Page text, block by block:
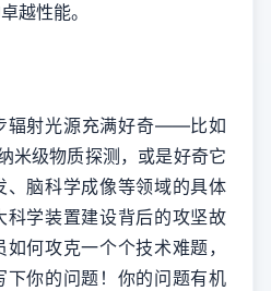
越性能。
射光源充满好奇——比如
米级物质探测，或是好奇它
、脑科学成像等领域的具体
科学装置建设背后的攻坚故
何攻克一个个技术难题，
下你的问题！你的问题有机